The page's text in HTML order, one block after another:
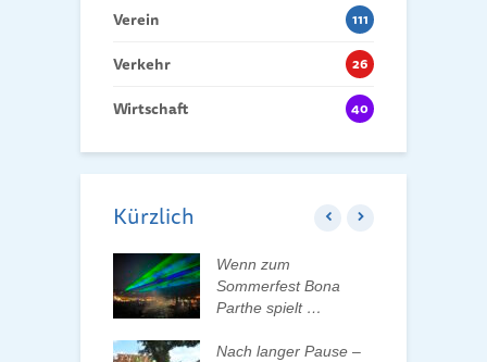
Verein 111
Verkehr 26
Wirtschaft 40
Kürzlich
Wenn zum
Sommerfest Bona
Parthe spielt …
Nach langer Pause –